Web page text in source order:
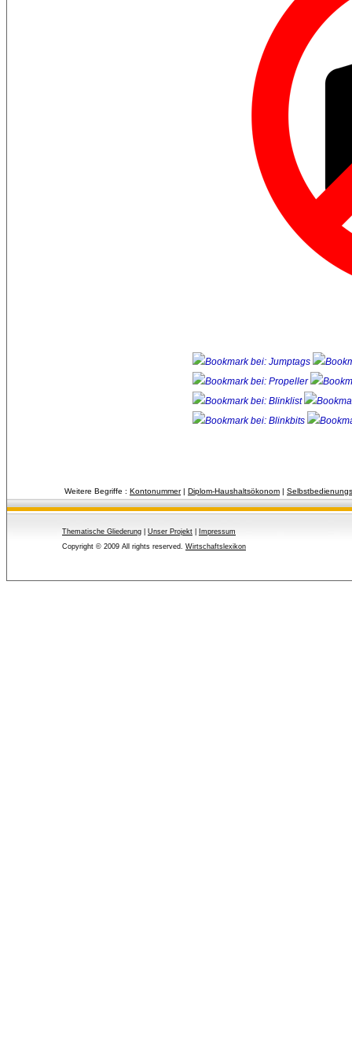
Weitere Begriffe : Kontonummer| Diplom-Haushaltsökonom |
Thematische Gliederung Unser Projekt
Impressum
Copyright © 2009 All rights reserved. Wirtschaftslexikon